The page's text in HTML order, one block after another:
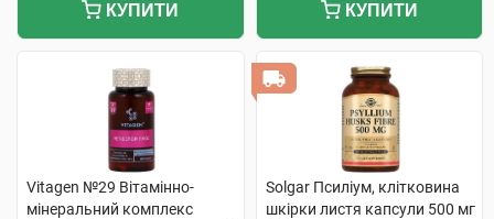
КУПИТИ КУПИТИ
Vitagen №29 Вітамінно-
мінеральний комплекс
Solgar Псиліум, клітковина
шкірки листя капсули 500 мг